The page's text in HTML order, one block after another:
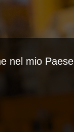
nel mio Paese